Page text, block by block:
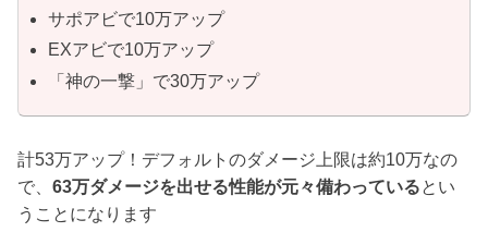
サポアビで10万アップ
EXアビで10万アップ
「神の一撃」で30万アップ
計53万アップ！デフォルトのダメージ上限は約10万なの
で、 63万ダメージを出せる性能が元々備わっているとい
うことになります